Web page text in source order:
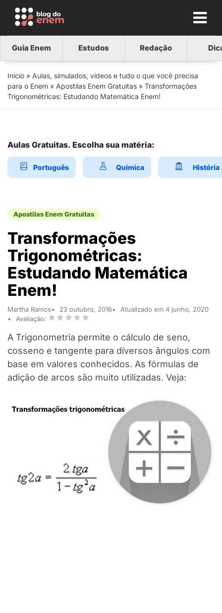
Guia Enem Estudos Redação
Início » Aulas, simulados, vídeos e tudo o que você precisa
para o Enem » Apostilas Enem Gratuitas » Transformações
Trigonométricas: Estudando Matemática Enem!
Aulas Gratuitas. Escolha sua matéria:
Português Química História
Apostilas Enem Gratuitas
Transformações
Trigonométricas:
Estudando Matemática
Enem!
Martha Ramos 23 outubro, 2016
Atualizado em 4 junho, 2020
Avaliação:
A Trigonometria permite o cálculo de seno,
cosseno e tangente para diversos ângulos com
base em valores conhecidos. As fórmulas de
adição de arcos são muito utilizadas. Veja: